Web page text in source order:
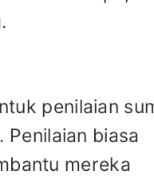
penilaian
biasa
mereka